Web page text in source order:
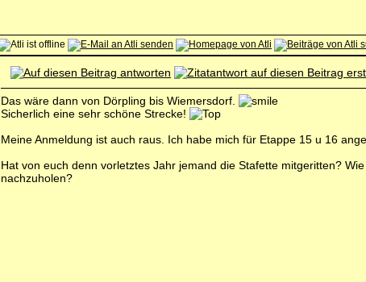
Das wäre dann von Dörpling bis Wiemersdorf.
Sicherlich eine sehr schöne Strecke!
Meine Anmeldung ist auch raus. Ich habe mich für Etappe 15 u 16
Hat von euch denn vorletztes Jahr jemand die Stafette mitgeritten?
nachzuholen?